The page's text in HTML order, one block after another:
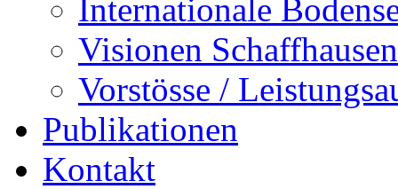
Internationale
Visionen Schaffhausen
Vorstösse /
Publikationen
Kontakt